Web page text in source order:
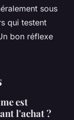
sous
qui testent
bon réflexe
est
l'achat ?